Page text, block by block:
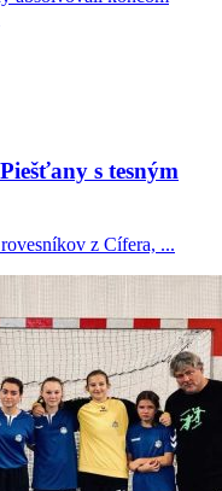
s tesným
z Cífera, ...